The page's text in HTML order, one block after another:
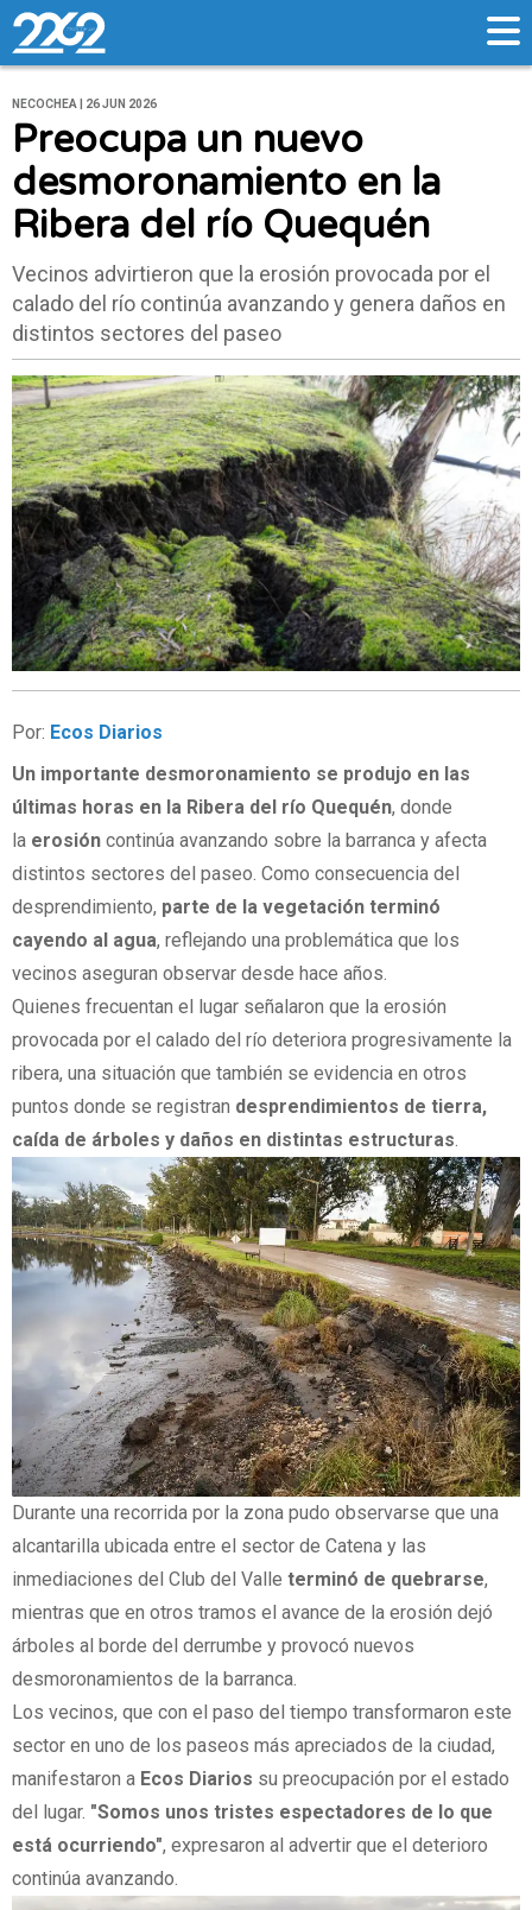
NECOCHEA | 26 JUN 2026
Preocupa un nuevo
desmoronamiento en la
Ribera del río Quequén
Vecinos advirtieron que la erosión provocada por el
calado del río continúa avanzando y genera daños en
distintos sectores del paseo
Por: Ecos Diarios
Un importante desmoronamiento se produjo en las
últimas horas en la Ribera del río Quequén, donde
la erosión continúa avanzando sobre la barranca y afecta
distintos sectores del paseo. Como consecuencia del
desprendimiento, parte de la vegetación terminó
cayendo al agua, reflejando una problemática que los
vecinos aseguran observar desde hace años.
Quienes frecuentan el lugar señalaron que la erosión
provocada por el calado del río deteriora progresivamente la
ribera, una situación que también se evidencia en otros
puntos donde se registran desprendimientos de tierra,
caída de árboles y daños en distintas estructuras.
Durante una recorrida por la zona pudo observarse que una
alcantarilla ubicada entre el sector de Catena y las
inmediaciones del Club del Valle terminó de quebrarse,
mientras que en otros tramos el avance de la erosión dejó
árboles al borde del derrumbe y provocó nuevos
desmoronamientos de la barranca.
Los vecinos, que con el paso del tiempo transformaron este
sector en uno de los paseos más apreciados de la ciudad,
manifestaron a Ecos Diarios su preocupación por el estado
del lugar. "Somos unos tristes espectadores de lo que
está ocurriendo", expresaron al advertir que el deterioro
continúa avanzando.